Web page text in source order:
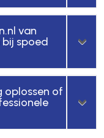
van
spoed
oplossen of